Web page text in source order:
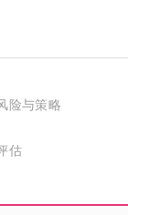
险与策略
估